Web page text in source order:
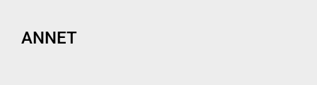
ANNET